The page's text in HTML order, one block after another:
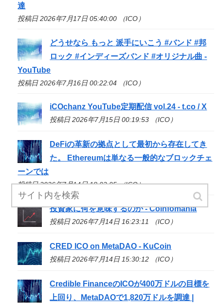
達
投稿日 2026年7月17日 05:40:00 （ICO）
どうせなら もっと 派手にいこう #バンド #邦
ロック #インディーズバンド #オリジナル曲 -
YouTube
投稿日 2026年7月16日 00:22:04 （ICO）
iCOchanz YouTube定期配信 vol.24 - t.co / X
投稿日 2026年7月15日 00:19:53 （ICO）
DeFiの革新の拠点として最初から存在してき
た。 Ethereumは単なる一般的なブロックチェ
ーンでは
投稿日 2026年7月14日 18:02:05 （ICO）
投資家に何を意味するのか - Coinfomania
投稿日 2026年7月14日 16:23:11 （ICO）
CRED ICO on MetaDAO - KuCoin
投稿日 2026年7月14日 15:30:12 （ICO）
Credible Financeの ICOが400万ドルの目標を
上回り、MetaDAOで1,820万ドルを調達 |